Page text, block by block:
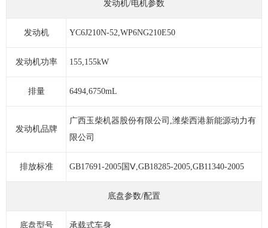
发动机/电机参数
发动机 YC6J210N-52,WP6NG210E50
发动机功率 155,155kW
排量 6494,6750mL
发动机品牌
广西玉柴机器股份有限公司,潍柴西港新能源动力有
限公司
排放标准 GB17691-2005国Ⅴ,GB18285-2005,GB11340-2005
底盘参数/配置
底盘型号 承载式车身